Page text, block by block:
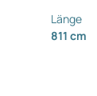
Länge
811 cm